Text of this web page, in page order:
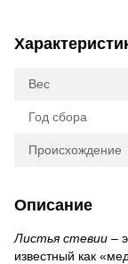
Вес
Год сбора
Происхождение
Описание
Листья стевии –
известный как